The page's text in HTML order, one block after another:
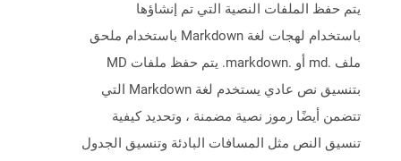
يتم حفظ الملفات النصية التي تم إنشاؤها
باستخدام لهجات لغة Markdown باستخدام ملحق
ملف .md أو .markdown. يتم حفظ ملفات MD
بتنسيق نص عادي يستخدم لغة Markdown التي
تتضمن أيضًا رموز نصية مضمنة ، وتحديد كيفية
تنسيق النص مثل المسافات البادئة وتنسيق الجدول